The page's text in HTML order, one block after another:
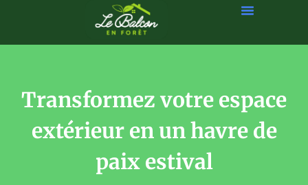
Transformez votre espace
extérieur en un havre de
paix estival